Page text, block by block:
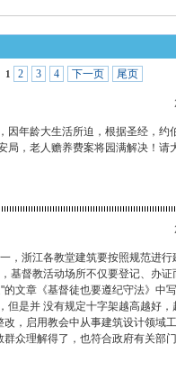
1 2 3 4 下一页 尾页
因年龄大生活所迫，根据圣经，约
局，老人赡养费案将园满解决！请
，浙江各教堂建筑要按照规范进
基督教活动场所不仅要登记、办
文章《基督徒也要遵纪守法》中
但是并 没有规定十字架越高越好
改，启用教会中从事建筑设计领域
众理解得了，也符合政府有关部